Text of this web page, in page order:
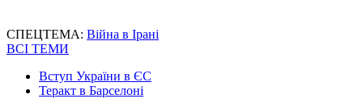
СПЕЦТЕМА: Війна в Ірані
ВСІ ТЕМИ
Вступ України в ЄС
Теракт в Барселоні